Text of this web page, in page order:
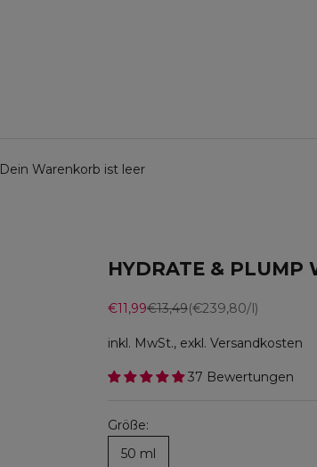
Dein Warenkorb ist leer
HYDRATE & PLUMP
Angebot
€11,99Regulärer Preis
€13,49(€239,80/l)
inkl. MwSt., exkl. Versandkosten
37 Bewertungen
Größe:
50 ml